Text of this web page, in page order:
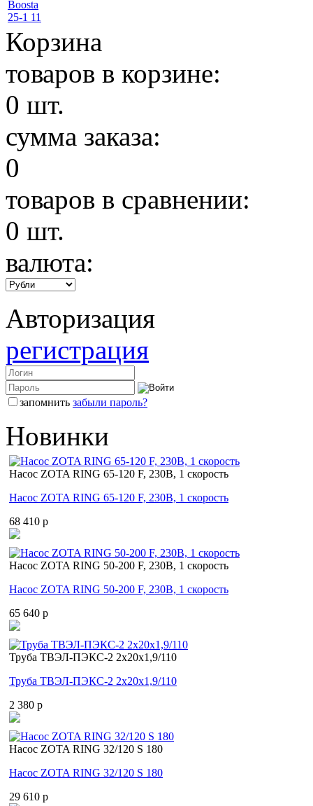
Корзина
товаров в корзине:
0 шт.
сумма заказа:
0
товаров в сравнении:
0 шт.
валюта:
Авторизация
регистрация
запомнить забыли пароль?
Новинки
Насос ZOTA RING 65-120 F, 230В, 1 скорость
Насос ZOTA RING 65-120 F, 230В, 1 скорость
68 410 p
Насос ZOTA RING 50-200 F, 230В, 1 скорость
Насос ZOTA RING 50-200 F, 230В, 1 скорость
65 640 p
Труба ТВЭЛ-ПЭКС-2 2x20x1,9/110
Труба ТВЭЛ-ПЭКС-2 2x20x1,9/110
2 380 p
Насос ZOTA RING 32/120 S 180
Насос ZOTA RING 32/120 S 180
29 610 p